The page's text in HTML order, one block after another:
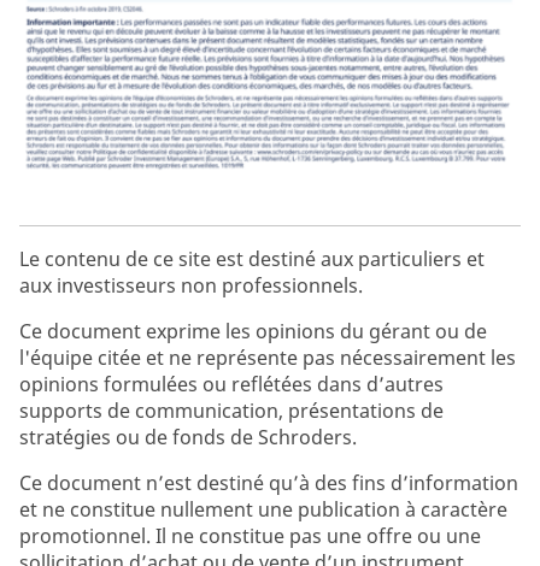
Le contenu de ce site est destiné aux particuliers et
aux investisseurs non professionnels.
Ce document exprime les opinions du gérant ou de
l'équipe citée et ne représente pas nécessairement les
opinions formulées ou reflétées dans d’autres
supports de communication, présentations de
stratégies ou de fonds de Schroders.
Ce document n’est destiné qu’à des fins d’information
et ne constitue nullement une publication à caractère
promotionnel. Il ne constitue pas une offre ou une